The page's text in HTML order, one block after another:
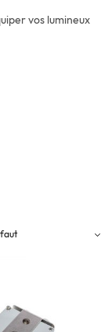
vos lumineux